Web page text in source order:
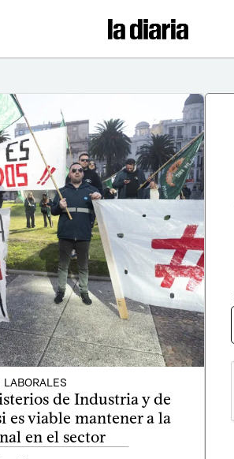
de Industria y de
es viable mantener a la
en el sector